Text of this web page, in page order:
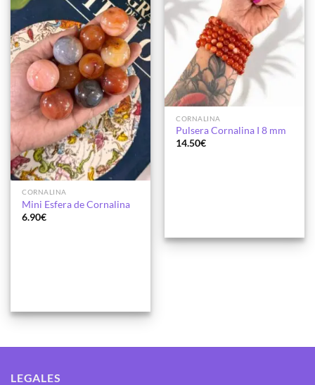
CORNALINA
Mini Esfera de Cornalina
6.90€
CORNALINA
Pulsera Cornalina I 8 mm
14.50€
LEGALES